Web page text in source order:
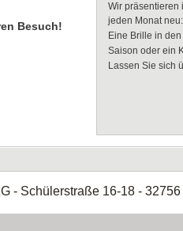
- Schülerstraße 16-18 -
Besuch!
Wir
jeden Monat
Eine Brille in
Saison oder ein
Lassen Sie sich